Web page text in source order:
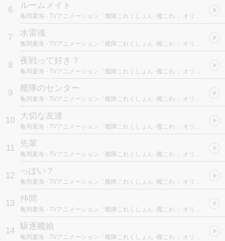
6 ルームメイト
亀岡夏海 - TVアニメーション「艦隊これくしょん -艦これ-」オリジナルサウンドトラック “艦響" Vol.1
7 水雷魂
亀岡夏海 - TVアニメーション「艦隊これくしょん -艦これ-」オリジナルサウンドトラック “艦響" Vol.1
8 夜戦って好き？
亀岡夏海 - TVアニメーション「艦隊これくしょん -艦これ-」オリジナルサウンドトラック “艦響" Vol.1
9 艦隊のセンター
亀岡夏海 - TVアニメーション「艦隊これくしょん -艦これ-」オリジナルサウンドトラック “艦響" Vol.1
10 大切な友達
亀岡夏海 - TVアニメーション「艦隊これくしょん -艦これ-」オリジナルサウンドトラック “艦響" Vol.1
11 先輩
亀岡夏海 - TVアニメーション「艦隊これくしょん -艦これ-」オリジナルサウンドトラック “艦響" Vol.1
12 っぽい？
亀岡夏海 - TVアニメーション「艦隊これくしょん -艦これ-」オリジナルサウンドトラック “艦響" Vol.1
13 仲間
亀岡夏海 - TVアニメーション「艦隊これくしょん -艦これ-」オリジナルサウンドトラック “艦響" Vol.1
14 駆逐艦娘
亀岡夏海 - TVアニメーション「艦隊これくしょん -艦これ-」オリジナルサウンドトラック “艦響" Vol.1